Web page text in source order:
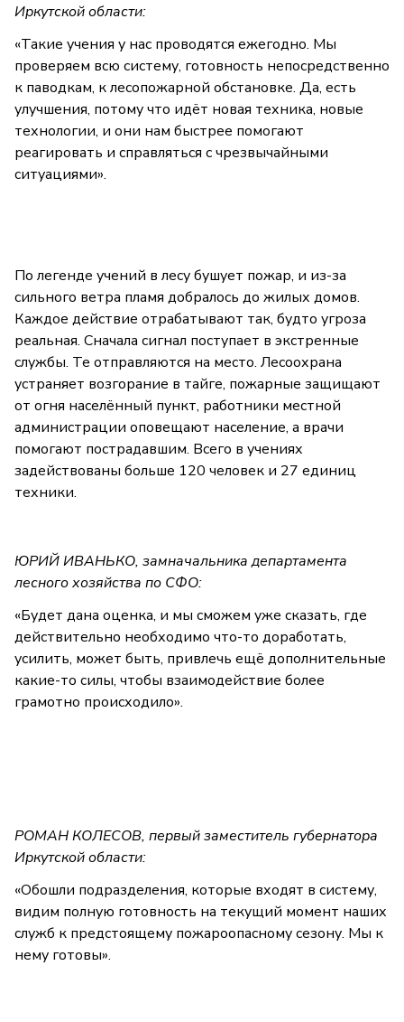
Иркутской области:
«Такие учения у нас проводятся ежегодно. Мы
проверяем всю систему, готовность непосредственно
к паводкам, к лесопожарной обстановке. Да, есть
улучшения, потому что идёт новая техника, новые
технологии, и они нам быстрее помогают
реагировать и справляться с чрезвычайными
ситуациями».
По легенде учений в лесу бушует пожар, и из-за
сильного ветра пламя добралось до жилых домов.
Каждое действие отрабатывают так, будто угроза
реальная. Сначала сигнал поступает в экстренные
службы. Те отправляются на место. Лесоохрана
устраняет возгорание в тайге, пожарные защищают
от огня населённый пункт, работники местной
администрации оповещают население, а врачи
помогают пострадавшим. Всего в учениях
задействованы больше 120 человек и 27 единиц
техники.
ЮРИЙ ИВАНЬКО, замначальника департамента
лесного хозяйства по СФО:
«Будет дана оценка, и мы сможем уже сказать, где
действительно необходимо что-то доработать,
усилить, может быть, привлечь ещё дополнительные
какие-то силы, чтобы взаимодействие более
грамотно происходило».
РОМАН КОЛЕСОВ, первый заместитель губернатора
Иркутской области:
«Обошли подразделения, которые входят в систему,
видим полную готовность на текущий момент наших
служб к предстоящему пожароопасному сезону. Мы к
нему готовы».